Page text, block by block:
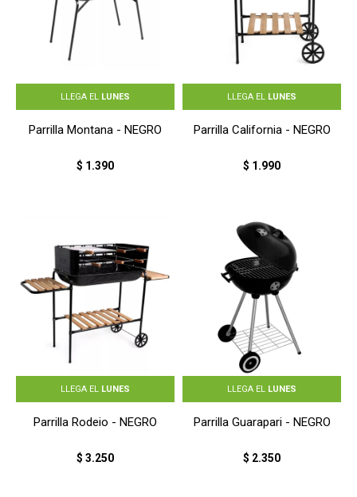
LLEGA EL LUNES
Parrilla Montana - NEGRO
$ 1.390
LLEGA EL LUNES
Parrilla California - NEGRO
$ 1.990
LLEGA EL LUNES
Parrilla Rodeio - NEGRO
$ 3.250
LLEGA EL LUNES
Parrilla Guarapari - NEGRO
$ 2.350